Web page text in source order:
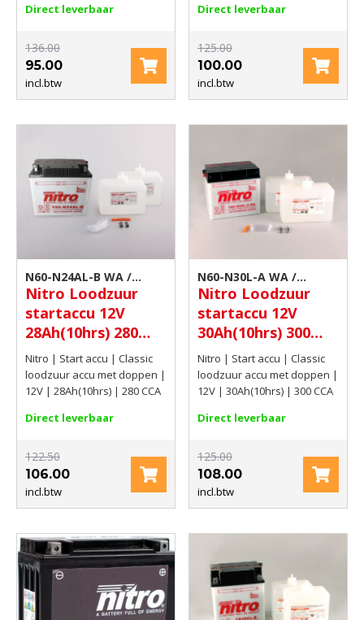
Direct leverbaar
136.00
95.00
incl.btw
Direct leverbaar
125.00
100.00
incl.btw
N60-N24AL-B WA /
Y60N24AL-B | Scooter
accu
Nitro Loodzuur
startaccu 12V
28Ah(10hrs) 280
CCA
Nitro | Start accu | Classic
loodzuur accu met doppen |
12V | 28Ah(10hrs) | 280 CCA
Direct leverbaar
122.50
106.00
incl.btw
N60-N30L-A WA /
Y60N30L-A | Scooter
accu
Nitro Loodzuur
startaccu 12V
30Ah(10hrs) 300
CCA
Nitro | Start accu | Classic
loodzuur accu met doppen |
12V | 30Ah(10hrs) | 300 CCA
Direct leverbaar
125.00
108.00
incl.btw